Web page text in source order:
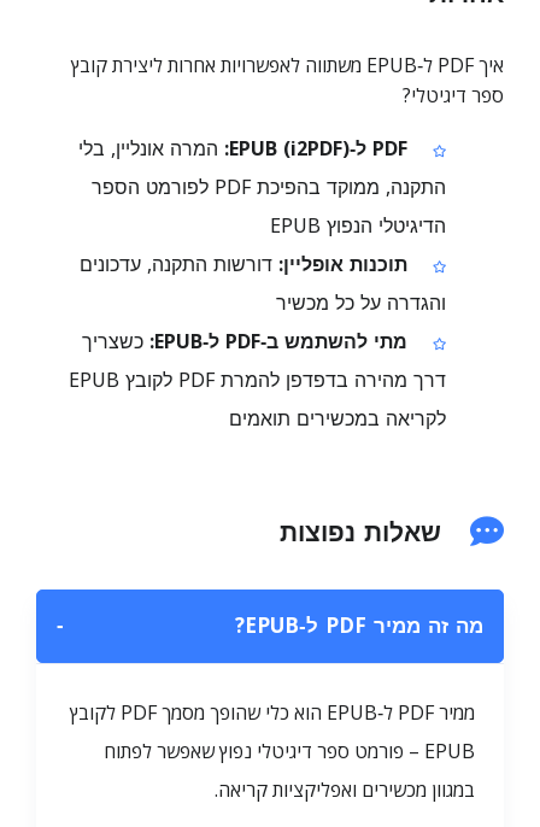
איך PDF ל‑EPUB משתווה לאפשרויות אחרות ליצירת קובץ
ספר דיגיטלי?
PDF ל‑EPUB (i2PDF):
המרה אונליין, בלי
התקנה, ממוקד בהפיכת PDF לפורמט הספר
הדיגיטלי הנפוץ EPUB
תוכנות אופליין:דורשות התקנה, עדכונים
והגדרה על כל מכשיר
מתי להשתמש ב‑PDF ל‑EPUB:
כשצריך
דרך מהירה בדפדפן להמרת PDF לקובץ EPUB
לקריאה במכשירים תואמים
שאלות נפוצות
מה זה ממיר PDF ל‑EPUB? −
ממיר PDF ל‑EPUB הוא כלי שהופך מסמך PDF לקובץ
EPUB – פורמט ספר דיגיטלי נפוץ שאפשר לפתוח
במגוון מכשירים ואפליקציות קריאה.